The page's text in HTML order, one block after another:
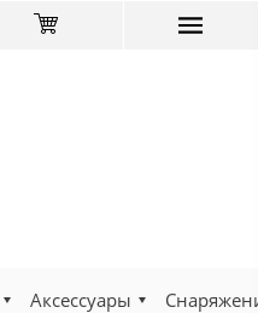
Аксессуары